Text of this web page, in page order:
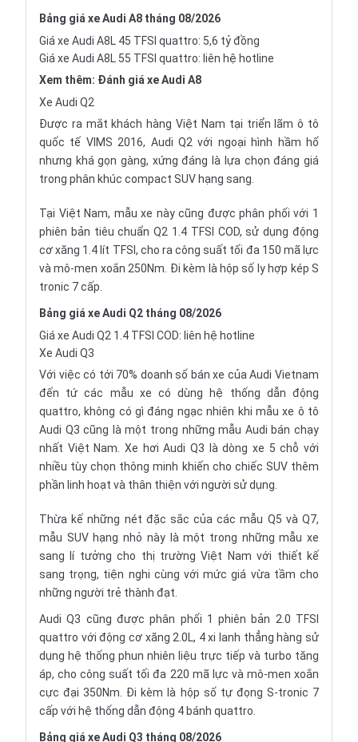
Bảng giá xe Audi A8 tháng 08/2026
Giá xe Audi A8L 45 TFSI quattro: 5,6 tỷ đồng
Giá xe Audi A8L 55 TFSI quattro: liên hệ hotline
Xem thêm: Đánh giá xe Audi A8
Xe Audi Q2
Được ra mắt khách hàng Việt Nam tại triển lãm ô tô
quốc tế VIMS 2016, Audi Q2 với ngoại hình hầm hố
nhưng khá gọn gàng, xứng đáng là lựa chọn đáng giá
trong phân khúc compact SUV hạng sang.
Tại Việt Nam, mẫu xe này cũng được phân phối với 1
phiên bản tiêu chuẩn Q2 1.4 TFSI COD, sử dụng động
cơ xăng 1.4 lít TFSI, cho ra công suất tối đa 150 mã lực
và mô-men xoắn 250Nm. Đi kèm là hộp số ly hợp kép S
tronic 7 cấp.
Bảng giá xe Audi Q2 tháng 08/2026
Giá xe Audi Q2 1.4 TFSI COD: liên hệ hotline
Xe Audi Q3
Với việc có tới 70% doanh số bán xe của Audi Vietnam
đến tứ các mẫu xe có dùng hệ thống dẫn động
quattro, không có gì đáng ngạc nhiên khi mẫu xe ô tô
Audi Q3 cũng là một trong những mẫu Audi bán chạy
nhất Việt Nam. Xe hơi Audi Q3 là dòng xe 5 chỗ với
nhiều tùy chọn thông minh khiến cho chiếc SUV thêm
phần linh hoạt và thân thiện với người sử dụng.
Thừa kế những nét đặc sắc của các mẫu Q5 và Q7,
mẫu SUV hạng nhỏ này là một trong những mẫu xe
sang lí tưởng cho thị trường Việt Nam với thiết kế
sang trọng, tiện nghi cùng với mức giá vừa tầm cho
những người trẻ thành đạt.
Audi Q3 cũng được phân phối 1 phiên bản 2.0 TFSI
quattro với động cơ xăng 2.0L, 4 xi lanh thẳng hàng sử
dụng hệ thống phun nhiên liệu trực tiếp và turbo tăng
áp, cho công suất tối đa 220 mã lực và mô-men xoắn
cực đại 350Nm. Đi kèm là hộp số tự đọng S-tronic 7
cấp với hệ thống dẫn động 4 bánh quattro.
Bảng giá xe Audi Q3 tháng 08/2026